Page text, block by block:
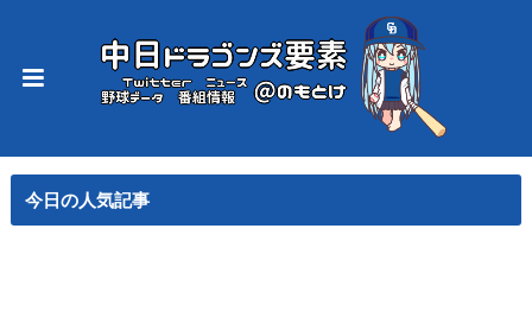
今日の人気記事